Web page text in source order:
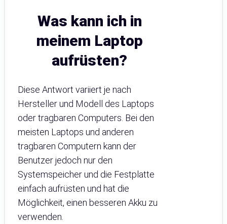
Was kann ich in
meinem Laptop
aufrüsten?
Diese Antwort variiert je nach
Hersteller und Modell des Laptops
oder tragbaren Computers. Bei den
meisten Laptops und anderen
tragbaren Computern kann der
Benutzer jedoch nur den
Systemspeicher und die Festplatte
einfach aufrüsten und hat die
Möglichkeit, einen besseren Akku zu
verwenden.